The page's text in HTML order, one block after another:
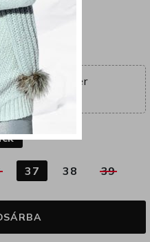
együtt
ajánlat véget ér
23:15:52
37 38 39